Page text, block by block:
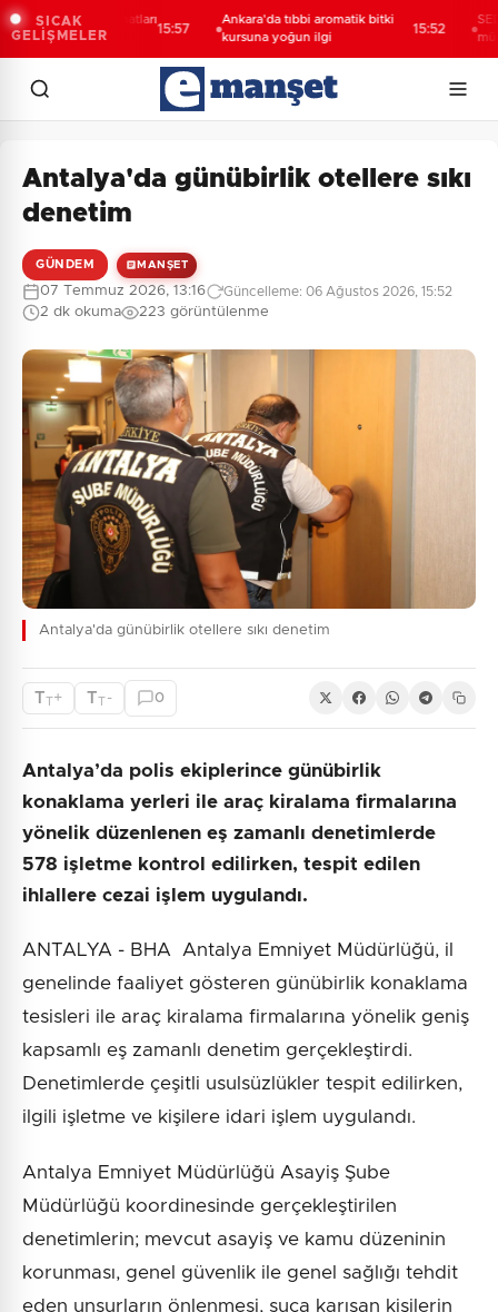
SICAK
GELİŞMELER
hatları
15:57
Ankara'da tıbbi aromatik bitki
kursuna yoğun ilgi
SEDEM’den
Antalya'da günübirlik otellere sıkı
denetim
GÜNDEM MANŞET
07 Temmuz 2026, 13:16 Güncelleme: 06 Ağustos 2026, 15:52
2 dk okuma 223 görüntülenme
Antalya'da günübirlik otellere sıkı denetim
TT+ TT - 0
Antalya’da polis ekiplerince günübirlik
konaklama yerleri ile araç kiralama firmalarına
yönelik düzenlenen eş zamanlı denetimlerde
578 işletme kontrol edilirken, tespit edilen
ihlallere cezai işlem uygulandı.
ANTALYA - BHA Antalya Emniyet Müdürlüğü, il
genelinde faaliyet gösteren günübirlik konaklama
tesisleri ile araç kiralama firmalarına yönelik geniş
kapsamlı eş zamanlı denetim gerçekleştirdi.
Denetimlerde çeşitli usulsüzlükler tespit edilirken,
ilgili işletme ve kişilere idari işlem uygulandı.
Antalya Emniyet Müdürlüğü Asayiş Şube
Müdürlüğü koordinesinde gerçekleştirilen
denetimlerin; mevcut asayiş ve kamu düzeninin
korunması, genel güvenlik ile genel sağlığı tehdit
eden unsurların önlenmesi, suça karışan kişilerin